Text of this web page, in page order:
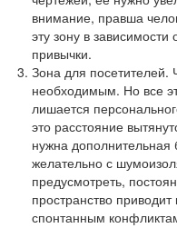
внимание, правша
эту зону в
привычки.
Зона для посетителей.
необходимым. Но все
лишается
это расстояние
нужна дополнительная
желательно с
предусмотреть,
пространство
спонтанным